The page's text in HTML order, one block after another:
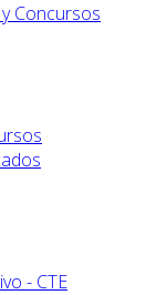
Concursos
- CTE